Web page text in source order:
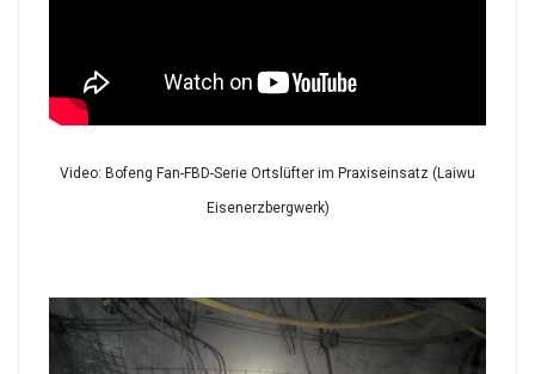
Video: Bofeng Fan-FBD-Serie Ortslüfter im Praxiseinsatz (Laiwu
Eisenerzbergwerk)